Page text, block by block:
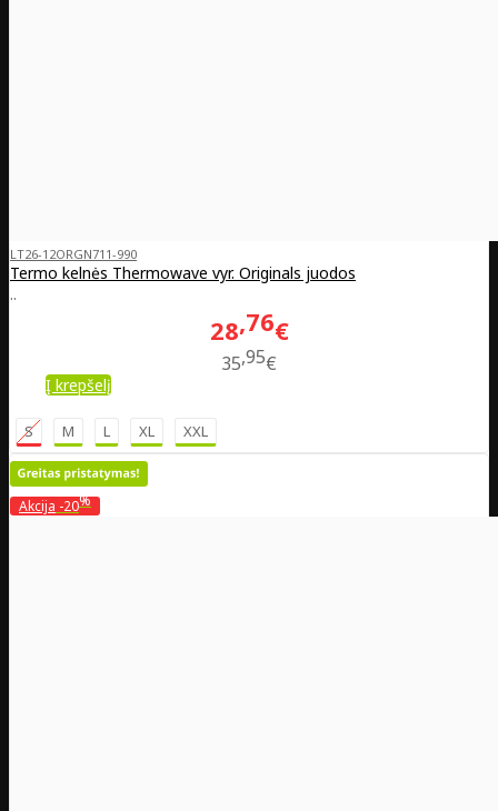
LT26-12ORGN711-990
Termo kelnės Thermowave vyr. Originals juodos
..
28 76€
35 95€
Į krepšelį
S M L XL XXL
Akcija -20%